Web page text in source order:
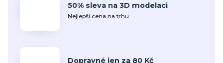
50% sleva na 3D modelaci
Nejlepší cena na trhu
Dopravné jen za 80 Kč